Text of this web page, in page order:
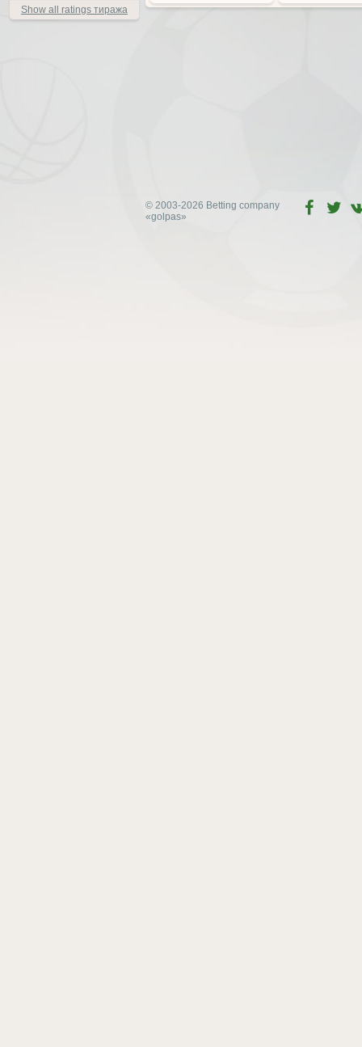
Show all ratings тиража
© 2003-2026 Betting company
«golpas»